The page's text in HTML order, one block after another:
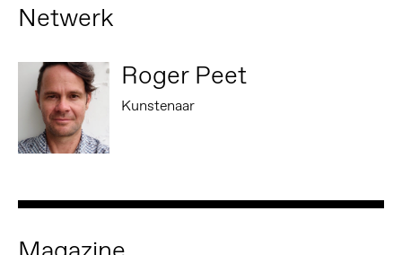
Netwerk
Roger Peet
Kunstenaar